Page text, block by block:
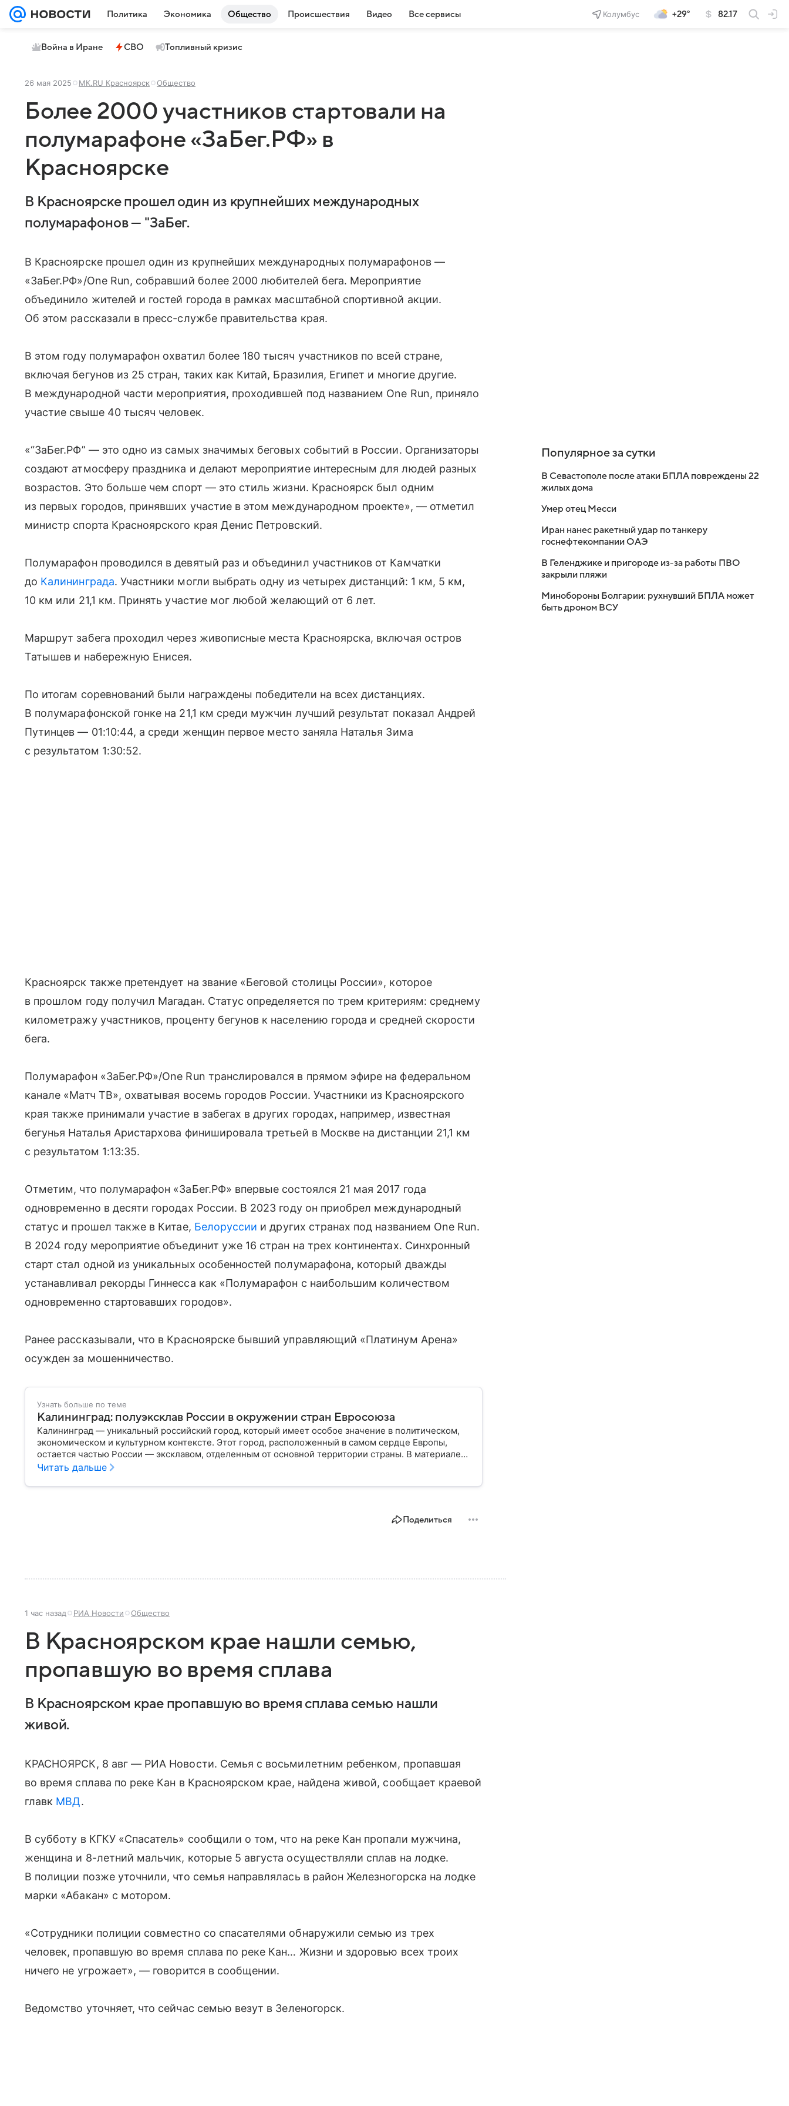
Политика Экономика Общество Происшествия Видео Все сервисы Колумбус +29° 82.17
Война в Иране СВО Топливный кризис
26 мая 2025 МК.RU Красноярск Общество
Более 2000 участников стартовали на
полумарафоне «ЗаБег.РФ» в
Красноярске
В Красноярске прошел один из крупнейших международных
полумарафонов — "ЗаБег.
В Красноярске прошел один из крупнейших международных полумарафонов —
«ЗаБег.РФ»/One Run, собравший более 2000 любителей бега. Мероприятие
объединило жителей и гостей города в рамках масштабной спортивной акции.
Об этом рассказали в пресс-службе правительства края.
В этом году полумарафон охватил более 180 тысяч участников по всей стране,
включая бегунов из 25 стран, таких как Китай, Бразилия, Египет и многие другие.
В международной части мероприятия, проходившей под названием One Run, приняло
участие свыше 40 тысяч человек.
«“ЗаБег.РФ” — это одно из самых значимых беговых событий в России. Организаторы
создают атмосферу праздника и делают мероприятие интересным для людей разных
возрастов. Это больше чем спорт — это стиль жизни. Красноярск был одним
из первых городов, принявших участие в этом международном проекте», — отметил
министр спорта Красноярского края Денис Петровский.
Полумарафон проводился в девятый раз и объединил участников от Камчатки
до Калининграда. Участники могли выбрать одну из четырех дистанций: 1 км, 5 км,
10 км или 21,1 км. Принять участие мог любой желающий от 6 лет.
Маршрут забега проходил через живописные места Красноярска, включая остров
Татышев и набережную Енисея.
По итогам соревнований были награждены победители на всех дистанциях.
В полумарафонской гонке на 21,1 км среди мужчин лучший результат показал Андрей
Путинцев — 01:10:44, а среди женщин первое место заняла Наталья Зима
с результатом 1:30:52.
Красноярск также претендует на звание «Беговой столицы России», которое
в прошлом году получил Магадан. Статус определяется по трем критериям: среднему
километражу участников, проценту бегунов к населению города и средней скорости
бега.
Полумарафон «ЗаБег.РФ»/One Run транслировался в прямом эфире на федеральном
канале «Матч ТВ», охватывая восемь городов России. Участники из Красноярского
края также принимали участие в забегах в других городах, например, известная
бегунья Наталья Аристархова финишировала третьей в Москве на дистанции 21,1 км
с результатом 1:13:35.
Отметим, что полумарафон «ЗаБег.РФ» впервые состоялся 21 мая 2017 года
одновременно в десяти городах России. В 2023 году он приобрел международный
статус и прошел также в Китае, Белоруссии и других странах под названием One Run.
В 2024 году мероприятие объединит уже 16 стран на трех континентах. Синхронный
старт стал одной из уникальных особенностей полумарафона, который дважды
устанавливал рекорды Гиннесса как «Полумарафон с наибольшим количеством
одновременно стартовавших городов».
Ранее рассказывали, что в Красноярске бывший управляющий «Платинум Арена»
осужден за мошенничество.
Узнать больше по теме
Калининград: полуэксклав России в окружении стран Евросоюза
Калининград — уникальный российский город, который имеет особое значение в политическом,
экономическом и культурном контексте. Этот город, расположенный в самом сердце Европы,
остается частью России — эксклавом, отделенным от основной территории страны. В материале
— главное об этом населенном пункте.
Читать дальше
Поделиться
1 час назад РИА Новости Общество
В Красноярском крае нашли семью,
пропавшую во время сплава
В Красноярском крае пропавшую во время сплава семью нашли
живой.
КРАСНОЯРСК, 8 авг — РИА Новости. Семья с восьмилетним ребенком, пропавшая
во время сплава по реке Кан в Красноярском крае, найдена живой, сообщает краевой
главк МВД.
В субботу в КГКУ «Спасатель» сообщили о том, что на реке Кан пропали мужчина,
женщина и 8-летний мальчик, которые 5 августа осуществляли сплав на лодке.
В полиции позже уточнили, что семья направлялась в район Железногорска на лодке
марки «Абакан» с мотором.
«Сотрудники полиции совместно со спасателями обнаружили семью из трех
человек, пропавшую во время сплава по реке Кан… Жизни и здоровью всех троих
ничего не угрожает», — говорится в сообщении.
Ведомство уточняет, что сейчас семью везут в Зеленогорск.
Популярное за сутки
В Севастополе после атаки БПЛА повреждены 22
жилых дома
Умер отец Месси
Иран нанес ракетный удар по танкеру
госнефтекомпании ОАЭ
В Геленджике и пригороде из-за работы ПВО
закрыли пляжи
Минобороны Болгарии: рухнувший БПЛА может
быть дроном ВСУ